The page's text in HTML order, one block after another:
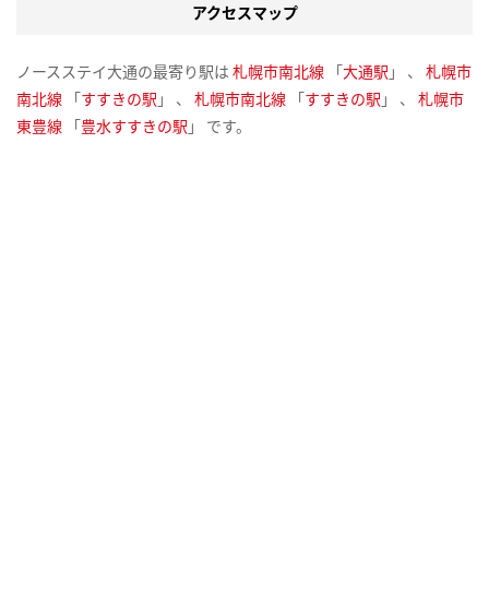
アクセスマップ
ノースステイ大通の最寄り駅は 札幌市南北線 「大通駅 」 、 札幌市
南北線 「すすきの駅 」 、 札幌市南北線 「すすきの駅 」 、 札幌市
東豊線 「豊水すすきの駅 」 です。